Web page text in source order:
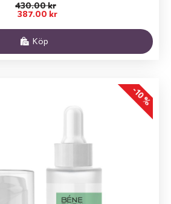
387.00 kr
430.00 kr
Köp
-10 %